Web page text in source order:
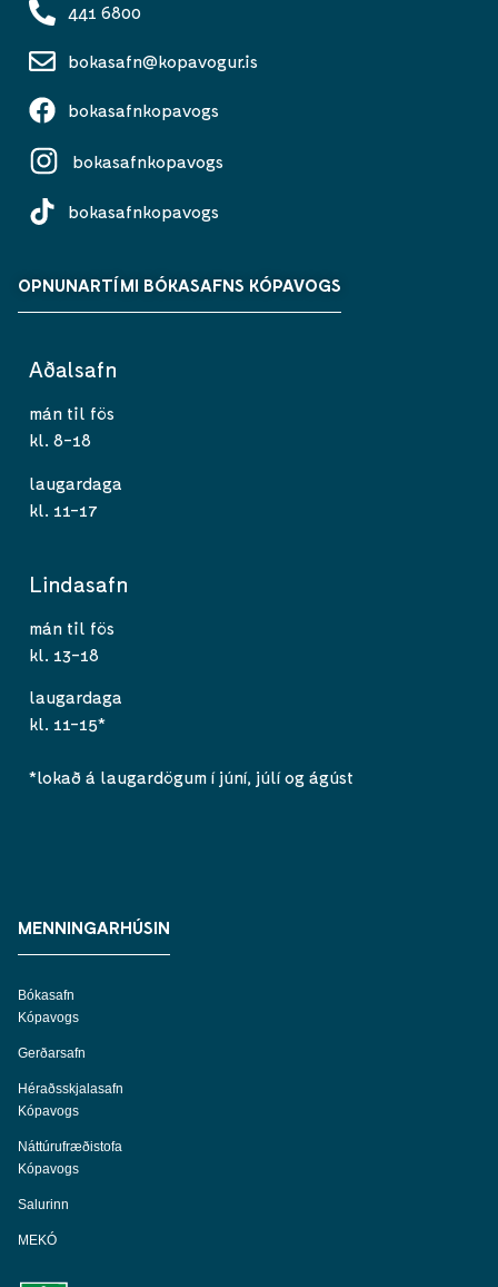
441 6800
bokasafn@kopavogur.is
bokasafnkopavogs
bokasafnkopavogs
bokasafnkopavogs
OPNUNARTÍMI BÓKASAFNS KÓPAVOGS
Aðalsafn
mán til fös
kl. 8-18
laugardaga
kl. 11-17
Lindasafn
mán til fös
kl. 13-18
laugardaga
kl. 11-15*
*lokað á laugardögum í júní, júlí og ágúst
MENNINGARHÚSIN
Bókasafn
Kópavogs
Gerðarsafn
Héraðsskjalasafn
Kópavogs
Náttúrufræðistofa
Kópavogs
Salurinn
MEKÓ